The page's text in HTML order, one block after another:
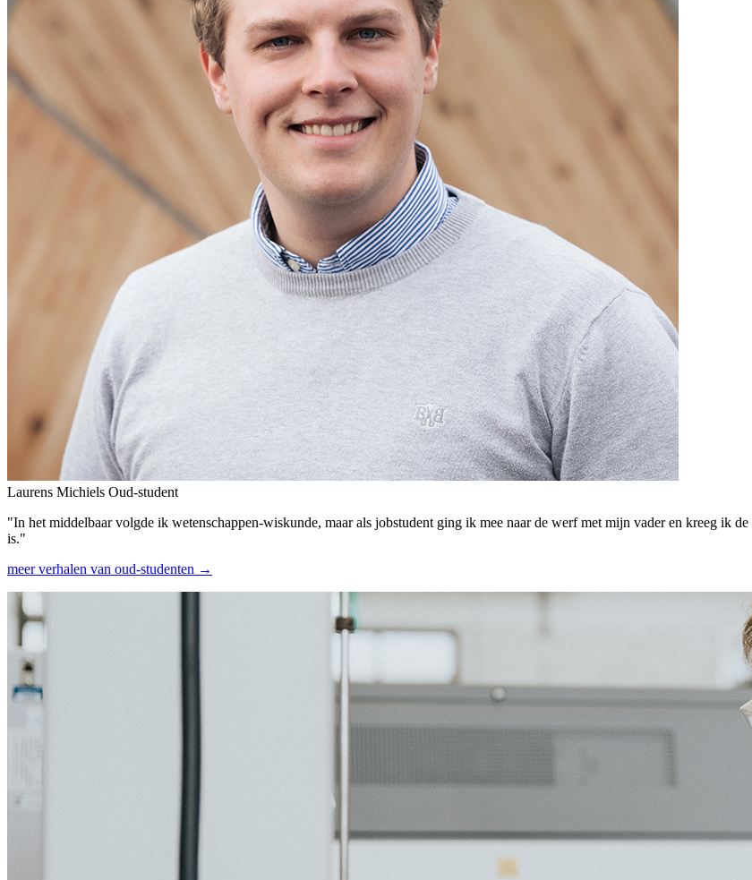
Laurens Michiels Oud-student
"In het middelbaar volgde ik wetenschappen-wiskunde, maar als jobstudent ging ik mee naar de werf met mijn vader en kreeg ik
is."
meer verhalen van oud-studenten →